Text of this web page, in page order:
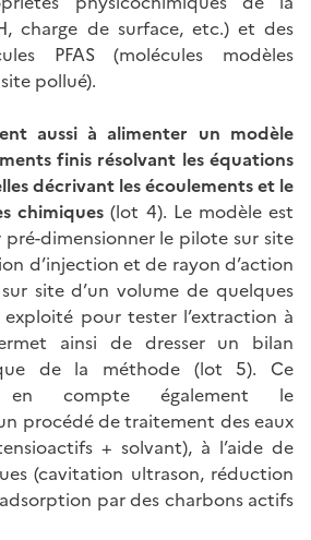
charge de surface, etc.) et des
PFAS (molécules modèles
pollué).
aussi à alimenter un modèle
finis résolvant les équations
décrivant les écoulements et le
chimiques (lot 4). Le modèle est
dimensionner le pilote sur site
d’injection et de rayon d’action
site d’un volume de quelques
pour tester l’extraction à
ainsi de dresser un bilan
de la méthode (lot 5). Ce
compte également le
procédé de traitement des eaux
+ solvant), à l’aide de
(cavitation ultrason, réduction
par des charbons actifs